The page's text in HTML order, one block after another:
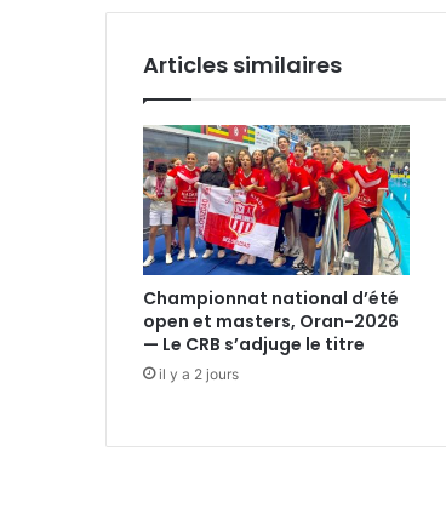
Articles similaires
Championnat national d’été
open et masters, Oran-2026
— Le CRB s’adjuge le titre
il y a 2 jours